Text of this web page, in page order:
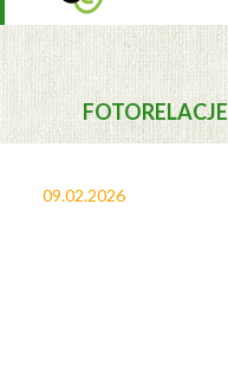
FOTORELACJE
09.02.2026